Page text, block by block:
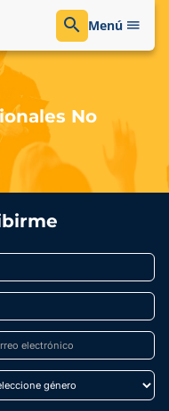
Menú
No